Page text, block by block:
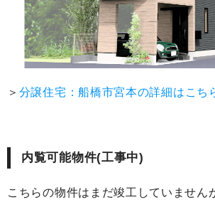
＞ 分譲住宅：船橋市宮本の詳細はこち
内覧可能物件(工事中)
こちらの物件はまだ竣工していません